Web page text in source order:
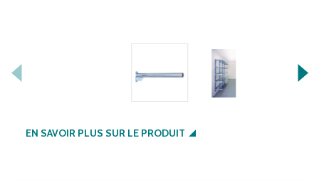
EN SAVOIR PLUS SUR LE PRODUIT